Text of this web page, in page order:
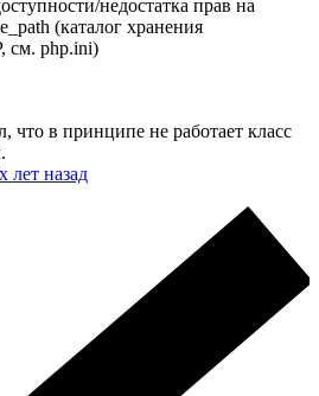
недостатка прав на
(каталог хранения
см. php.ini)
в принципе не работает класс
лет назад